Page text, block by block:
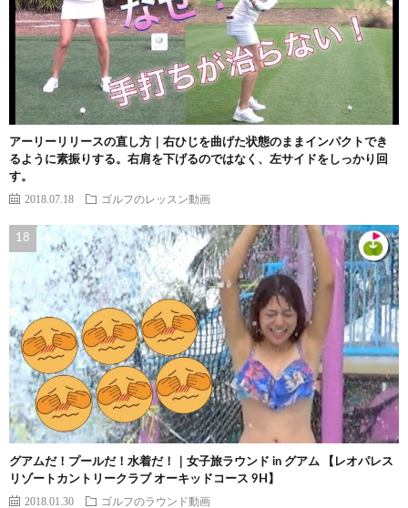
アーリーリリースの直し方｜右ひじを曲げた状態のままインパクトでき
るように素振りする。右肩を下げるのではなく、左サイドをしっかり回
す。
2018.07.18 ゴルフのレッスン動画
グアムだ！プールだ！水着だ！｜女子旅ラウンド in グアム 【レオパレス
リゾートカントリークラブ オーキッドコース 9H】
2018.01.30 ゴルフのラウンド動画